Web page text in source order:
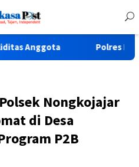
Polres Pasuruan
Nongkojajar
di Desa
P2B